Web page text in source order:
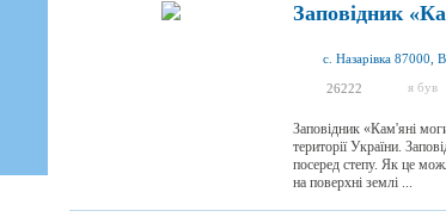
Заповідник
с. Назарівка 87000,
26222 я був
Заповідник «Кам'яні
території України.
посеред степу. Як це
на поверхні землі ...